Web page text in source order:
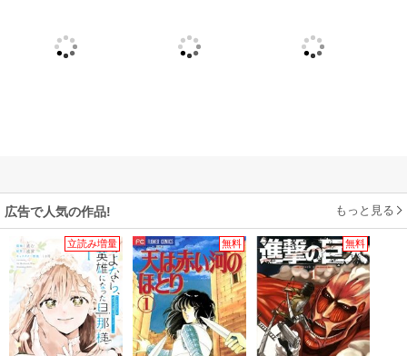
広告で人気の作品! もっと見る
立読み増量 無料 無料